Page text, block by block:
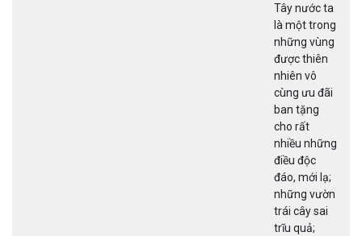
Tây nước ta
là một trong
những vùng
được thiên
nhiên vô
cùng ưu đãi
ban tặng
cho rất
nhiều những
điều độc
đáo, mới lạ;
những vườn
trái cây sai
trĩu quả;